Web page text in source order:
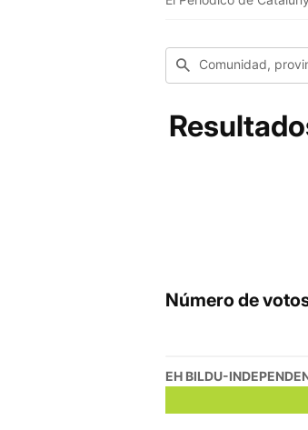
Comunidad,
Número de
EH BILDU-